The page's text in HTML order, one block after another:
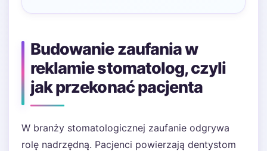
Budowanie zaufania w
reklamie stomatolog, czyli
jak przekonać pacjenta
W branży stomatologicznej zaufanie odgrywa
rolę nadrzędną. Pacjenci powierzają dentystom